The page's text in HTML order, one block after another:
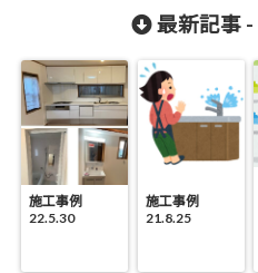
最新記事 -
施工事例
22.5.30
施工事例
21.8.25